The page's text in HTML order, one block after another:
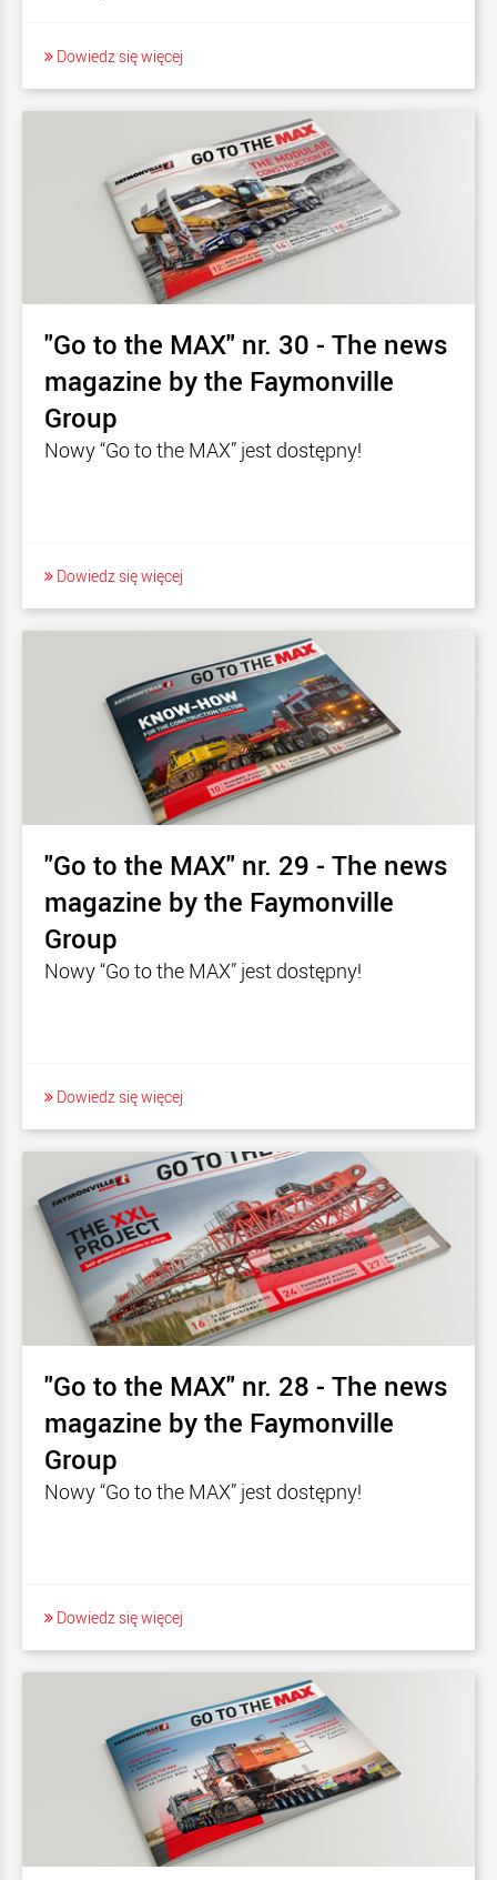
Dowiedz się więcej
"Go to the MAX" nr. 30 - The news
magazine by the Faymonville
Group
Nowy “Go to the MAX” jest dostępny!
Dowiedz się więcej
"Go to the MAX" nr. 29 - The news
magazine by the Faymonville
Group
Nowy “Go to the MAX” jest dostępny!
Dowiedz się więcej
"Go to the MAX" nr. 28 - The news
magazine by the Faymonville
Group
Nowy “Go to the MAX” jest dostępny!
Dowiedz się więcej